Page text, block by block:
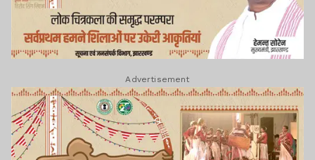
Advertisement